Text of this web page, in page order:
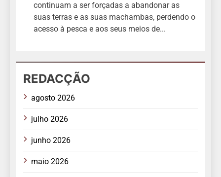
continuam a ser forçadas a abandonar as
suas terras e as suas machambas, perdendo o
acesso à pesca e aos seus meios de...
REDACÇÃO
agosto 2026
julho 2026
junho 2026
maio 2026